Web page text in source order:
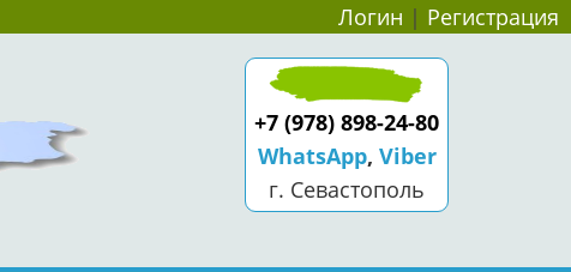
Логин | Регистрация
+7 (978) 898-24-80
WhatsApp, Viber
г. Севастополь